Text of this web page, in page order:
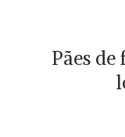
Pães